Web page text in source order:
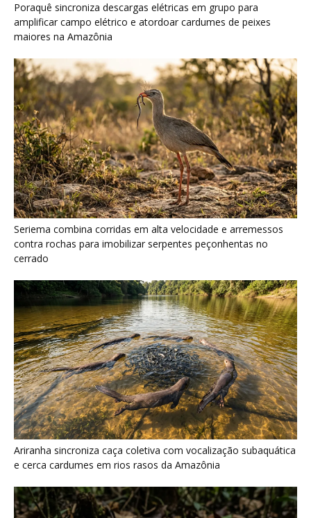
Poraquê sincroniza descargas elétricas em grupo para
amplificar campo elétrico e atordoar cardumes de peixes
maiores na Amazônia
Seriema combina corridas em alta velocidade e arremessos
contra rochas para imobilizar serpentes peçonhentas no
cerrado
Ariranha sincroniza caça coletiva com vocalização subaquática
e cerca cardumes em rios rasos da Amazônia